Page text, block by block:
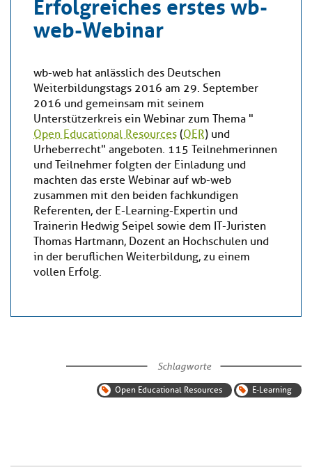
web-Webinar
wb-web hat anlässlich des Deutschen
Weiterbildungstags 2016 am 29. September
2016 und gemeinsam mit seinem
Unterstützerkreis ein Webinar zum Thema "
Open Educational Resources (OER) und
Urheberrecht" angeboten. 115 Teilnehmerinnen
und Teilnehmer folgten der Einladung und
machten das erste Webinar auf wb-web
zusammen mit den beiden fachkundigen
Referenten, der E-Learning-Expertin und
Trainerin Hedwig Seipel sowie dem IT-Juristen
Thomas Hartmann, Dozent an Hochschulen und
in der beruflichen Weiterbildung, zu einem
vollen Erfolg.
Schlagworte
Open Educational Resources E-Learning